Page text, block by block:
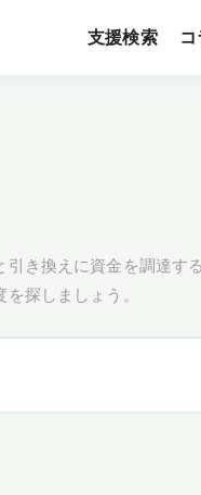
支援検索
き換えに資金を調達す
探しましょう。